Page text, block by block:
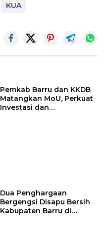
KUA
Pemkab Barru dan KKDB
Matangkan MoU, Perkuat
Investasi dan
Dua Penghargaan
Bergengsi Disapu Bersih
Kabupaten Barru di